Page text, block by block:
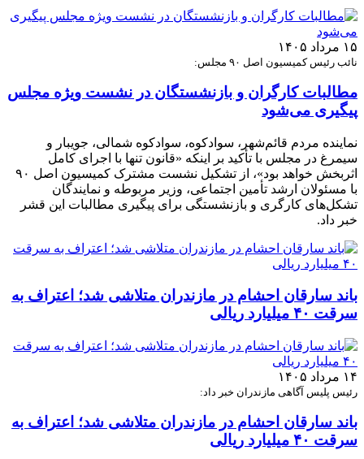
۱۵ مرداد ۱۴۰۵
نائب رئیس کمیسیون اصل ۹۰ مجلس:
مطالبات کارگران و بازنشستگان در نشست ویژه مجلس
پیگیری می‌شود
نماینده مردم قائم‌شهر، سوادکوه، سوادکوه شمالی، جویبار و
سیمرغ در مجلس با تأکید بر اینکه «قانون تنها با اجرای کامل
اثربخش خواهد بود»، از تشکیل نشست مشترک کمیسیون اصل ۹۰
با مسئولان ارشد تأمین اجتماعی، وزیر مربوطه و نمایندگان
تشکل‌های کارگری و بازنشستگی برای پیگیری مطالبات این قشر
خبر داد.
باند سارقان احشام در مازندران متلاشی شد؛ اعتراف به
سرقت ۴۰ میلیارد ریالی
۱۴ مرداد ۱۴۰۵
رئیس پلیس آگاهی مازندران خبر داد:
باند سارقان احشام در مازندران متلاشی شد؛ اعتراف به
سرقت ۴۰ میلیارد ریالی